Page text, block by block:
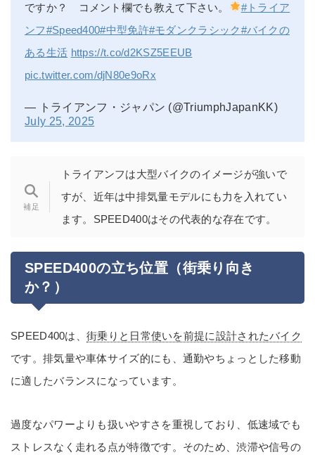
ですか？ コメント欄でも教えて下さい。
#トライア
ンフ#Speed400#中型免許#モダンクラシック#バイクの
ある生活 https://t.co/d2KSZ5EEUB
pic.twitter.com/djN80e9oRx
— トライアンフ・ジャパン (@TriumphJapanKK)
July 25, 2025
トライアンフは大型バイクのイメージが強いで
すが、近年は中排気量モデルにも力を入れてい
ます。SPEED400はその代表的な存在です。
SPEED400の立ち位置（街乗り向き
か？）
SPEED400は、 街乗りと日常使いを前提に設計されたバイク
です。排気量や車体サイズ的にも、通勤やちょっとした移動
に適したバランスになっています。
過度なパワーよりも扱いやすさを重視しており、低速域でも
ストレスなく走れる点が特徴です。そのため、渋滞や信号の